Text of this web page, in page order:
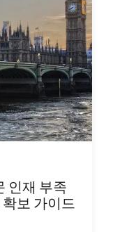
인재 부족
보 가이드